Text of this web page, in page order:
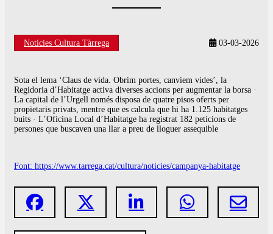
Notícies Cultura Tàrrega 03-03-2026
Sota el lema ‘Claus de vida. Obrim portes, canviem vides’, la
Regidoria d’Habitatge activa diverses accions per augmentar la borsa ·
La capital de l’Urgell només disposa de quatre pisos oferts per
propietaris privats, mentre que es calcula que hi ha 1.125 habitatges
buits · L’Oficina Local d’Habitatge ha registrat 182 peticions de
persones que buscaven una llar a preu de lloguer assequible
Font: https://www.tarrega.cat/cultura/noticies/campanya-habitatge